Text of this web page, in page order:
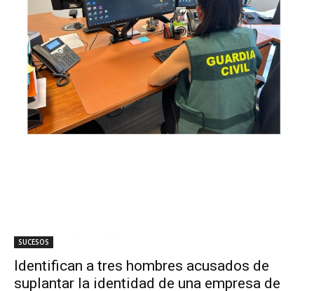
SUCESOS
Identifican a tres hombres acusados de
suplantar la identidad de una empresa de